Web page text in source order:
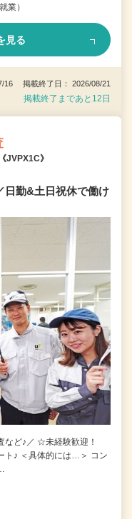
業）
見る
16 掲載終了日： 2026/08/21
掲載終了まであと12日
JVPX1C》
日勤&土日祝休で働け
など♪／ ☆未経験歓迎！
ト♪ ＜具体的には…＞ コン